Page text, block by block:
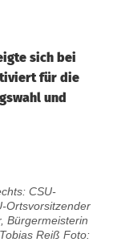
sich bei
für die
und
CSU-
Ortsvorsitzender
Bürgermeisterin
Reiß Foto: